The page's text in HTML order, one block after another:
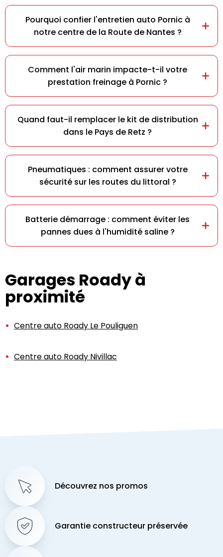
Pourquoi confier l'entretien auto Pornic à
notre centre de la Route de Nantes ?
Comment l'air marin impacte-t-il votre
prestation freinage à Pornic ?
Quand faut-il remplacer le kit de distribution
dans le Pays de Retz ?
Pneumatiques : comment assurer votre
sécurité sur les routes du littoral ?
Batterie démarrage : comment éviter les
pannes dues à l'humidité saline ?
Garages Roady à
proximité
Centre auto Roady Le Pouliguen
Centre auto Roady Nivillac
Découvrez nos promos
Garantie constructeur préservée